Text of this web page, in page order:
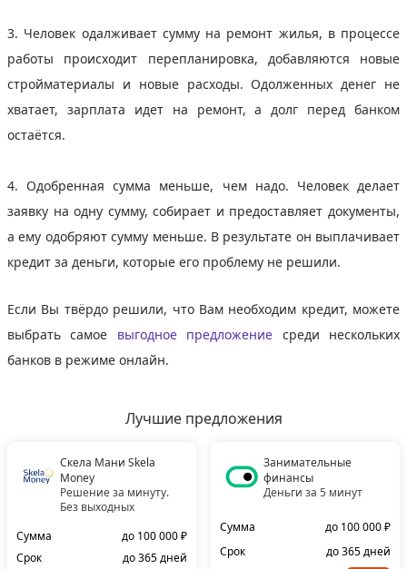
3. Человек одалживает сумму на ремонт жилья, в процессе
работы происходит перепланировка, добавляются новые
стройматериалы и новые расходы. Одолженных денег не
хватает, зарплата идет на ремонт, а долг перед банком
остаётся.
4. Одобренная сумма меньше, чем надо. Человек делает
заявку на одну сумму, собирает и предоставляет документы,
а ему одобряют сумму меньше. В результате он выплачивает
кредит за деньги, которые его проблему не решили.
Если Вы твёрдо решили, что Вам необходим кредит, можете
выбрать самое выгодное предложение среди нескольких
банков в режиме онлайн.
Лучшие предложения
Скела Мани Skela
Money
Решение за минуту.
Без выходных
Сумма
до 100 000 ₽
Срок
до 365 дней
Занимательные
финансы
Деньги за 5 минут
Сумма
до 100 000 ₽
Срок
до 365 дней